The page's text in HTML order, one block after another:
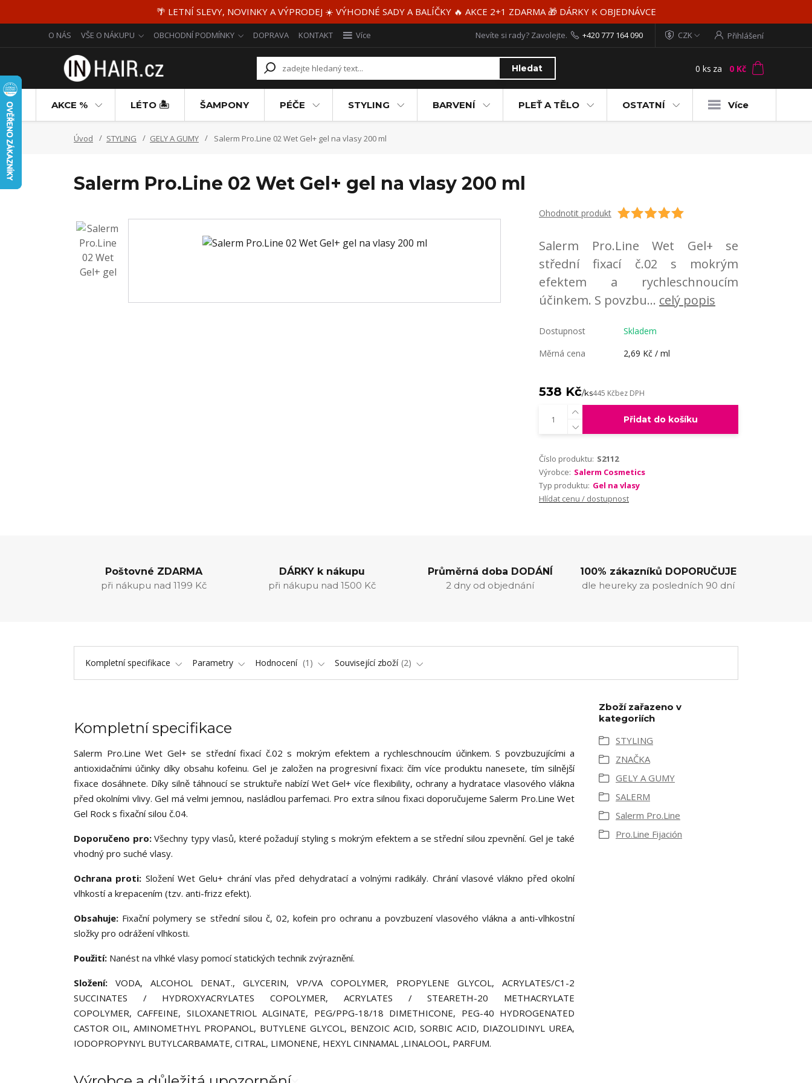
🌴 LETNÍ SLEVY, NOVINKY A VÝPRODEJ ☀️ VÝHODNÉ SADY A BALÍČKY 🔥 AKCE 2+1 ZDARMA 🎁 DÁRKY K OBJEDNÁVCE
O NÁS VŠE O NÁKUPU OBCHODNÍ PODMÍNKY DOPRAVA KONTAKT Více CZK Přihlášení
Hledat
Nevíte si rady? Zavolejte. +420 777 164 090
0 ks za 0 Kč
AKCE % LÉTO 🏝️ ŠAMPONY PÉČE STYLING BARVENÍ PLEŤ A TĚLO OSTATNÍ Více
Úvod STYLING GELY A GUMY Salerm Pro.Line 02 Wet Gel+ gel na vlasy 200 ml
Salerm Pro.Line 02 Wet Gel+ gel na vlasy 200 ml
Ohodnotit produkt
Salerm Pro.Line Wet Gel+ se
střední fixací č.02 s mokrým
efektem a rychleschnoucím
účinkem. S povzbu... celý popis
Dostupnost
Skladem
Měrná cena
2,69 Kč / ml
538 Kč/ks445 Kčbez DPH
Přidat do košíku
Číslo produktu: S2112
Výrobce: Salerm Cosmetics
Typ produktu: Gel na vlasy
Hlídat cenu / dostupnost
Poštovné ZDARMA
při nákupu nad 1199 Kč
DÁRKY k nákupu
při nákupu nad 1500 Kč
Průměrná doba DODÁNÍ
2 dny od objednání
100% zákazníků DOPORUČUJE
dle heureky za posledních 90 dní
Kompletní specifikace Parametry Hodnocení 1 Související zboží 2
Kompletní specifikace
Salerm Pro.Line Wet Gel+ se střední fixací č.02 s mokrým efektem a rychleschnoucím účinkem. S povzbuzujícími a
antioxidačními účinky díky obsahu kofeinu. Gel je založen na progresivní fixaci: čím více produktu nanesete, tím silnější
fixace dosáhnete. Díky silně táhnoucí se struktuře nabízí Wet Gel+ více flexibility, ochrany a hydratace vlasového vlákna
před okolními vlivy. Gel má velmi jemnou, nasládlou parfemaci. Pro extra silnou fixaci doporučujeme Salerm Pro.Line Wet
Gel Rock s fixační silou č.04.
Doporučeno pro:Všechny typy vlasů, které požadují styling s mokrým efektem a se střední silou zpevnění. Gel je také
vhodný pro suché vlasy.
Ochrana proti: Složení Wet Gelu+ chrání vlas před dehydratací a volnými radikály. Chrání vlasové vlákno před okolní
vlhkostí a krepacením (tzv. anti-frizz efekt).
Obsahuje: Fixační polymery se střední silou č, 02, kofein pro ochranu a povzbuzení vlasového vlákna a anti-vlhkostní
složky pro odrážení vlhkosti.
Použití: Nanést na vlhké vlasy pomocí statických technik zvýraznění.
Složení: VODA, ALCOHOL DENAT., GLYCERIN, VP/VA COPOLYMER, PROPYLENE GLYCOL, ACRYLATES/C1-2
SUCCINATES / HYDROXYACRYLATES COPOLYMER, ACRYLATES / STEARETH-20 METHACRYLATE
COPOLYMER, CAFFEINE, SILOXANETRIOL ALGINATE, PEG/PPG-18/18 DIMETHICONE, PEG-40 HYDROGENATED
CASTOR OIL, AMINOMETHYL PROPANOL, BUTYLENE GLYCOL, BENZOIC ACID, SORBIC ACID, DIAZOLIDINYL UREA,
IODOPROPYNYL BUTYLCARBAMATE, CITRAL, LIMONENE, HEXYL CINNAMAL ,LINALOOL, PARFUM.
Zboží zařazeno v
kategoriích
STYLING
ZNAČKA
GELY A GUMY
SALERM
Salerm Pro.Line
Pro.Line Fijación